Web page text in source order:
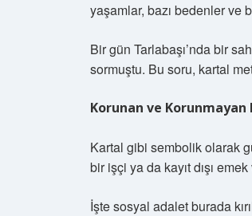
yaşamlar, bazı bedenler ve
Bir gün Tarlabaşı’nda bir
sormuştu. Bu soru, kartal
Korunan ve
Kartal gibi sembolik olarak
bir işçi ya da kayıt dışı
İşte sosyal adalet burada